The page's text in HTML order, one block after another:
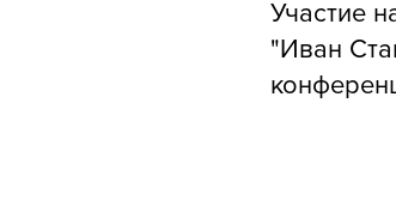
Участие
"Иван